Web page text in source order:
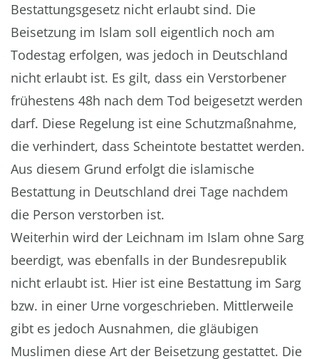
Bestattungsgesetz nicht erlaubt sind. Die
Beisetzung im Islam soll eigentlich noch am
Todestag erfolgen, was jedoch in Deutschland
nicht erlaubt ist. Es gilt, dass ein Verstorbener
frühestens 48h nach dem Tod beigesetzt werden
darf. Diese Regelung ist eine Schutzmaßnahme,
die verhindert, dass Scheintote bestattet werden.
Aus diesem Grund erfolgt die islamische
Bestattung in Deutschland drei Tage nachdem
die Person verstorben ist.
Weiterhin wird der Leichnam im Islam ohne Sarg
beerdigt, was ebenfalls in der Bundesrepublik
nicht erlaubt ist. Hier ist eine Bestattung im Sarg
bzw. in einer Urne vorgeschrieben. Mittlerweile
gibt es jedoch Ausnahmen, die gläubigen
Muslimen diese Art der Beisetzung gestattet. Die